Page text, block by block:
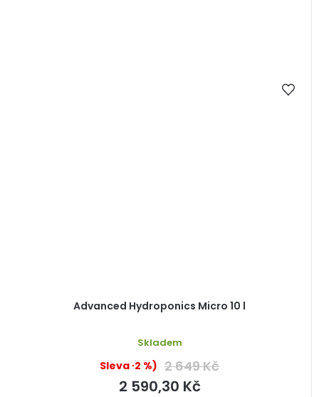
Advanced Hydroponics Micro 10 l
Skladem
(–2 %) 2 649 Kč
2 590,30 Kč